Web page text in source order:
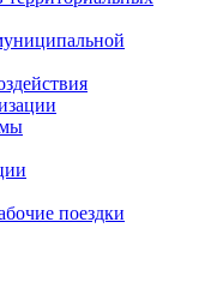
поездки